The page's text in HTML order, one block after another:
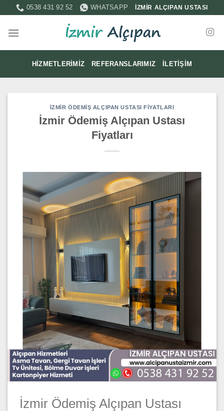
İçeriğe
0538 431 92 52 WHATSAPP İZMİR ALÇIPAN USTASI
HIZMETLERIMIZ REFERANSLARIMIZ İLETIŞIM
İZMIR ÖDEMIŞ ALÇIPAN USTASI FIYATLARI
İzmir Ödemiş Alçıpan Ustası
Fiyatları
İzmir Ödemiş Alçıpan Ustası